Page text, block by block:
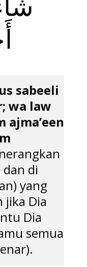
sabeeli
wa law
ajma’een
di
yang
jika Dia
Dia
semua